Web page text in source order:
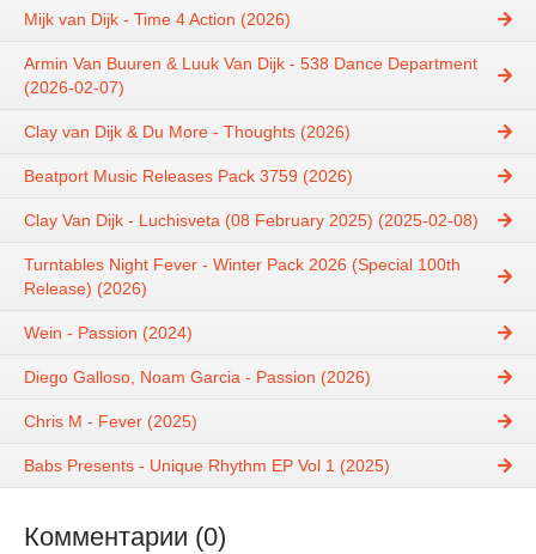
Mijk van Dijk - Time 4 Action (2026)
Armin Van Buuren & Luuk Van Dijk - 538 Dance Department
(2026-02-07)
Clay van Dijk & Du More - Thoughts (2026)
Beatport Music Releases Pack 3759 (2026)
Clay Van Dijk - Luchisveta (08 February 2025) (2025-02-08)
Turntables Night Fever - Winter Pack 2026 (Special 100th
Release) (2026)
Wein - Passion (2024)
Diego Galloso, Noam Garcia - Passion (2026)
Chris M - Fever (2025)
Babs Presents - Unique Rhythm EP Vol 1 (2025)
Комментарии (0)